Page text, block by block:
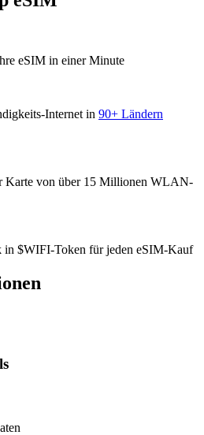
eSIM in einer Minute
Internet in 90+ Ländern
Karte von über 15 Millionen WLAN-
in $WIFI-Token für jeden eSIM-Kauf